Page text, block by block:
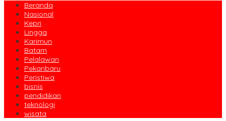
Beranda
Nasional
Kepri
Lingga
Karimun
Batam
Pelalawan
Pekanbaru
Peristiwa
bisnis
pendidikan
teknologi
wisata